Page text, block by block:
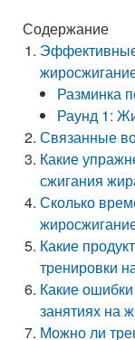
Содержание
Разминка
Раунд 1:
Связанные
Какие
сжигания
Сколько
Какие
тренировки
Какие
занятиях на
Можно ли